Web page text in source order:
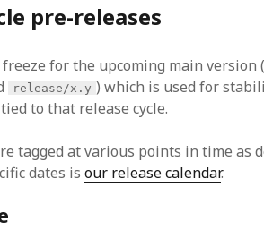
pre-releases
for the upcoming main version (
release/x.y ) which is used for
to that release cycle.
tagged at various points in time as
dates isour release calendar.